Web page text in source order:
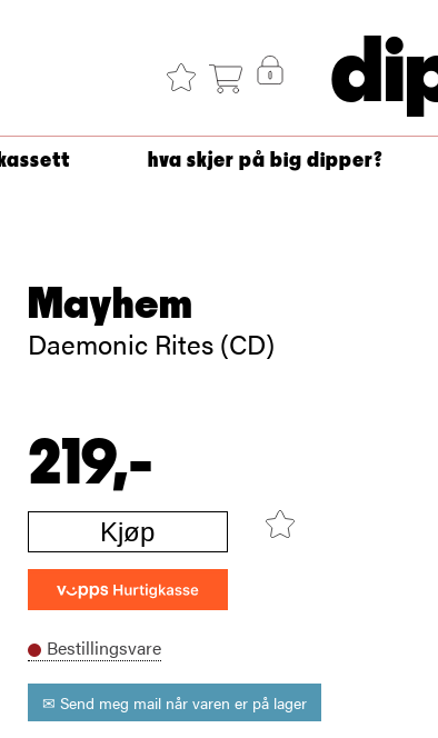
kassett hva skjer på big dipper?
Mayhem
Daemonic Rites (CD)
219,-
Kjøp
Bestillingsvare
✉ Send meg mail når varen er på lager